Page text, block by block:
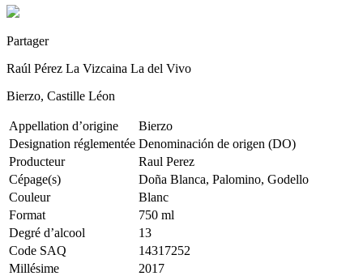
Partager
Raúl Pérez La Vizcaina La del Vivo
Bierzo, Castille Léon
Appellation d’origine
Bierzo
Designation réglementée Denominación de origen (DO)
Producteur
Raul Perez
Cépage(s)
Doña Blanca, Palomino, Godello
Couleur
Blanc
Format
750 ml
Degré d’alcool
13
Code SAQ
14317252
Millésime
2017